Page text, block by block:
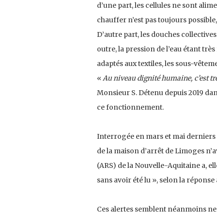
d’une part, les cellules ne sont
chauffer n’est pas toujours
D’autre part, les douches
outre, la pression de l’eau étant
adaptés aux textiles, les sous-
«Au niveau dignité humaine, c’est
Monsieur S. Détenu depuis 2019
ce fonctionnement.
Interrogée en mars et mai
de la maison d’arrêt de Limoges
(ARS) de la Nouvelle-Aquitaine a,
sans avoir été lu », selon la
Ces alertes semblent néanmoins